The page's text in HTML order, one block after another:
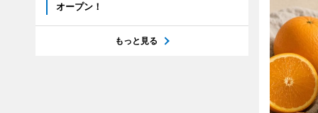
オープン！
もっと見る